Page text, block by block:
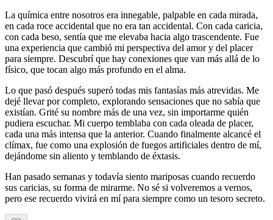
La química entre nosotros era innegable, palpable en cada mirada,
en cada roce accidental que no era tan accidental. Con cada caricia,
con cada beso, sentía que me elevaba hacia algo trascendente. Fue
una experiencia que cambió mi perspectiva del amor y del placer
para siempre. Descubrí que hay conexiones que van más allá de lo
físico, que tocan algo más profundo en el alma.
Lo que pasó después superó todas mis fantasías más atrevidas. Me
dejé llevar por completo, explorando sensaciones que no sabía que
existían. Grité su nombre más de una vez, sin importarme quién
pudiera escuchar. Mi cuerpo temblaba con cada oleada de placer,
cada una más intensa que la anterior. Cuando finalmente alcancé el
clímax, fue como una explosión de fuegos artificiales dentro de mí,
dejándome sin aliento y temblando de éxtasis.
Han pasado semanas y todavía siento mariposas cuando recuerdo
sus caricias, su forma de mirarme. No sé si volveremos a vernos,
pero ese recuerdo vivirá en mí para siempre como un tesoro secreto.